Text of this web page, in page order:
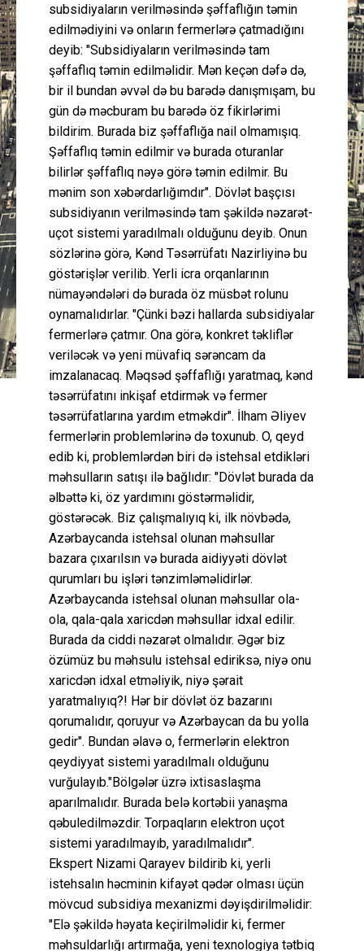
subsidiyaların verilməsində şəffaflığın təmin
edilmədiyini və onların fermerlərə çatmadığını
deyib: "Subsidiyaların verilməsində tam
şəffaflıq təmin edilməlidir. Mən keçən dəfə də,
bir il bundan əvvəl də bu barədə danışmışam, bu
gün də məcburam bu barədə öz fikirlərimi
bildirim. Burada biz şəffaflığa nail olmamışıq.
Şəffaflıq təmin edilmir və burada oturanlar
bilirlər şəffaflıq nəyə görə təmin edilmir. Bu
mənim son xəbərdarlığımdır". Dövlət başçısı
subsidiyanın verilməsində tam şəkildə nəzarət-
uçot sistemi yaradılmalı olduğunu deyib. Onun
sözlərinə görə, Kənd Təsərrüfatı Nazirliyinə bu
göstərişlər verilib. Yerli icra orqanlarının
nümayəndələri də burada öz müsbət rolunu
oynamalıdırlar. "Çünki bəzi hallarda subsidiyalar
fermerlərə çatmır. Ona görə, konkret təkliflər
veriləcək və yeni müvafiq sərəncam da
imzalanacaq. Məqsəd şəffaflığı yaratmaq, kənd
təsərrüfatını inkişaf etdirmək və fermer
təsərrüfatlarına yardım etməkdir". İlham Əliyev
fermerlərin problemlərinə də toxunub. O, qeyd
edib ki, problemlərdən biri də istehsal etdikləri
məhsulların satışı ilə bağlıdır: "Dövlət burada da
əlbəttə ki, öz yardımını göstərməlidir,
göstərəcək. Biz çalışmalıyıq ki, ilk növbədə,
Azərbaycanda istehsal olunan məhsullar
bazara çıxarılsın və burada aidiyyəti dövlət
qurumları bu işləri tənzimləməlidirlər.
Azərbaycanda istehsal olunan məhsullar ola-
ola, qala-qala xaricdən məhsullar idxal edilir.
Burada da ciddi nəzarət olmalıdır. Əgər biz
özümüz bu məhsulu istehsal ediriksə, niyə onu
xaricdən idxal etməliyik, niyə şərait
yaratmalıyıq?! Hər bir dövlət öz bazarını
qorumalıdır, qoruyur və Azərbaycan da bu yolla
gedir". Bundan əlavə o, fermerlərin elektron
qeydiyyat sistemi yaradılmalı olduğunu
vurğulayıb."Bölgələr üzrə ixtisaslaşma
aparılmalıdır. Burada belə kortəbii yanaşma
qəbuledilməzdir. Torpaqların elektron uçot
sistemi yaradılmayıb, yaradılmalıdır".
Ekspert Nizami Qarayev bildirib ki, yerli
istehsalın həcminin kifayət qədər olması üçün
mövcud subsidiya mexanizmi dəyişdirilməlidir:
"Elə şəkildə həyata keçirilməlidir ki, fermer
məhsuldarlığı artırmağa, yeni texnologiya tətbiq